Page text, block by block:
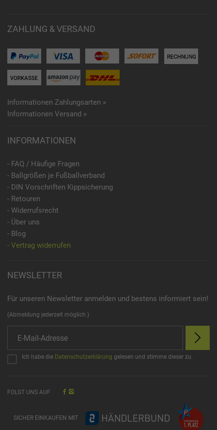
ZAHLUNG & VERSAND
Informationen Zahlungsarten »
Informationen Versand »
INFORMATIONEN
- FAQ / Häufige Fragen
- Ballgrößen je Fußballverband
- DIN Vorschriften Kippsicherung
- Retouren
- Widerrufsrecht
- Über uns
- Blog
- Vertrag widerrufen
NEWSLETTER
Für unseren Newsletter anmelden und bestens informiert sein!
(Abmeldung jederzeit möglich.)
Ich habe die Datenschutzerklärung gelesen und stimme dieser zu.
FOLGT UNS AUF
SICHER EINKAUFEN MIT